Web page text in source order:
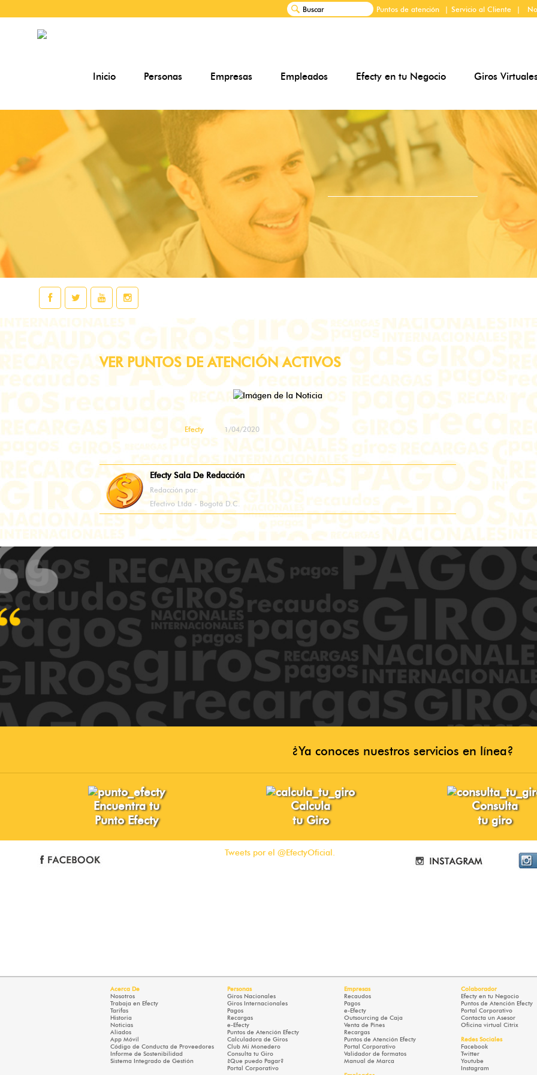
Puntos de atención | Servicio al Cliente |
Inicio Personas Empresas Empleados Efecty en tu Negocio Giros
VER PUNTOS DE ATENCIÓN ACTIVOS
Efecty 1/04/2020
Efecty Sala De Redacción
Redacción por:
Efectivo Ltda - Bogotá D.C.
¿Ya conoces nuestros servicios en línea?
Encuentra tu
Punto Efecty
Calcula
tu Giro
Consulta
tu giro
Tweets por el @EfectyOficial.
Acerca De
Nosotros
Trabaja en Efecty
Tarifas
Historia
Noticias
Aliados
App Móvil
Código de Conducta de Proveedores
Informe de Sostenibilidad
Sistema Integrado de Gestión
Personas
Giros Nacionales
Giros Internacionales
Pagos
Recargas
e-Efecty
Puntos de Atención Efecty
Calculadora de Giros
Club Mi Monedero
Consulta tu Giro
¿Que puedo Pagar?
Portal Corporativo
Empresas
Recaudos
Pagos
e-Efecty
Outsourcing de Caja
Venta de Pines
Recargas
Puntos de Atención Efecty
Portal Corporativo
Validador de formatos
Manual de Marca
Colaborador
Efecty en tu Negocio
Puntos de Atención Efecty
Portal Corporativo
Contacta un Asesor
Oficina virtual Citrix
Redes Sociales
Facebook
Twitter
Youtube
Instagram